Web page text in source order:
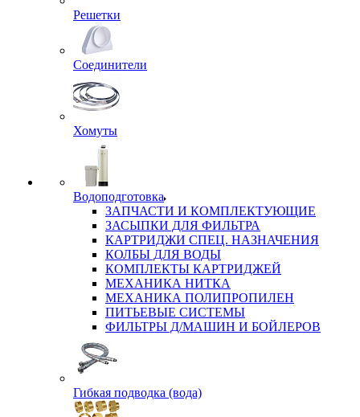
Решетки
Соединители
Хомуты
Водоподготовка
ЗАПЧАСТИ И КОМПЛЕКТУЮЩИЕ
ЗАСЫПКИ ДЛЯ ФИЛЬТРА
КАРТРИДЖИ СПЕЦ. НАЗНАЧЕНИЯ
КОЛБЫ ДЛЯ ВОДЫ
КОМПЛЕКТЫ КАРТРИДЖЕЙ
МЕХАНИКА НИТКА
МЕХАНИКА ПОЛИПРОПИЛЕН
ПИТЬЕВЫЕ СИСТЕМЫ
ФИЛЬТРЫ Д/МАШИН И БОЙЛЕРОВ
Гибкая подводка (вода)